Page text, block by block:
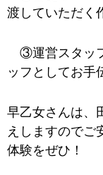
渡していただく
③運営スタッ
ッフとしてお手
早乙女さんは、
えしますのでご
体験をぜひ！